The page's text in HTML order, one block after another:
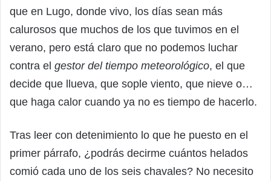
que en Lugo, donde vivo, los días sean más
calurosos que muchos de los que tuvimos en el
verano, pero está claro que no podemos luchar
contra el gestor del tiempo meteorológico, el que
decide que llueva, que sople viento, que nieve o…
que haga calor cuando ya no es tiempo de hacerlo.
Tras leer con detenimiento lo que he puesto en el
primer párrafo, ¿podrás decirme cuántos helados
comió cada uno de los seis chavales? No necesito